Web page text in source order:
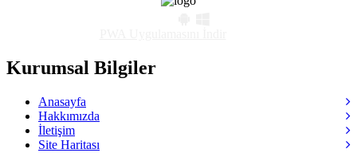
Kurumsal Bilgiler
Anasayfa
Hakkımızda
İletişim
Site Haritası